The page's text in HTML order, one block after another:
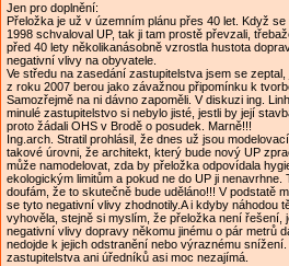
Jen pro doplnění:
Přeložka je už v územním plánu přes 40 let. Když se
1998 schvaloval UP, tak ji tam prostě převzali,
před 40 lety několikanásobně vzrostla hustota
negativní vlivy na obyvatele.
Ve středu na zasedání zastupitelstva jsem se zeptal,
z roku 2007 berou jako závažnou připomínku k
Samozřejmě na ni dávno zapoměli. V diskuzi ing.
minulé zastupitelstvo si nebylo jisté, jestli by její
proto žádali OHS v Brodě o posudek. Marně!!!
Ing.arch. Stratil prohlásil, že dnes už jsou
takové úrovni, že architekt, který bude nový UP
může namodelovat, zda by přeložka odpovídala
ekologickým limitům a pokud ne do UP ji nenavrhne.
doufám, že to skutečně bude uděláno!!! V podstatě
se tyto negativní vlivy zhodnotily.A i kdyby náhodou
vyhověla, stejně si myslím, že přeložka není řešení,
negativní vlivy dopravy někomu jinému o pár metrů
nedojde k jejich odstranění nebo výraznému snížení.
zastupitelstva ani úředníků asi moc nezajímá.